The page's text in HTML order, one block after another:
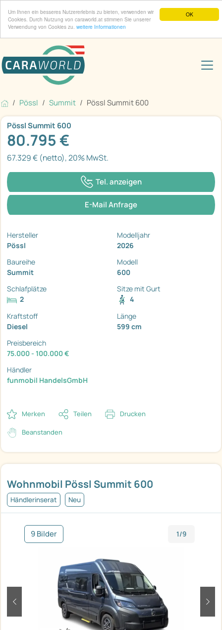
OK
Um Ihnen ein besseres Nutzererlebnis zu bieten, verwenden wir
Cookies. Durch Nutzung von caraworld.at stimmen Sie unserer
Verwendung von Cookies zu. weitere Informationen
Pössl Summit Pössl Summit 600
Wohnmobil Pössl Summit 600
Händlerinserat Neu
9 Bilder 1/9
zurück
Pössl Summit 600
80.795 €
67.329 € (netto), 20% MwSt.
Tel. anzeigen
E-Mail Anfrage
Hersteller
Pössl
Modelljahr
2026
Baureihe
Summit
Modell
600
Schlafplätze
2
Sitze mit Gurt
4
Kraftstoff
Diesel
Länge
599 cm
Preisbereich
75.000 - 100.000 €
Händler
funmobil HandelsGmbH
Merken Teilen Drucken
Beanstanden